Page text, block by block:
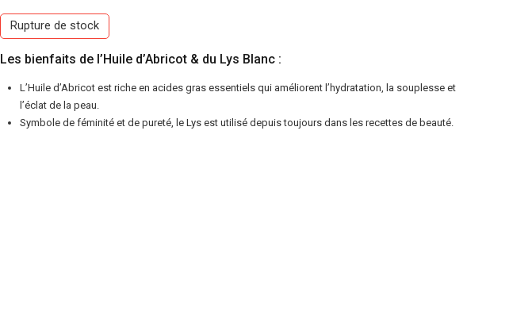
Rupture de stock
Les bienfaits de l’Huile d’Abricot & du Lys Blanc :
L’Huile d’Abricot est riche en acides gras essentiels qui améliorent l’hydratation, la souplesse et
l’éclat de la peau.
Symbole de féminité et de pureté, le Lys est utilisé depuis toujours dans les recettes de beauté.